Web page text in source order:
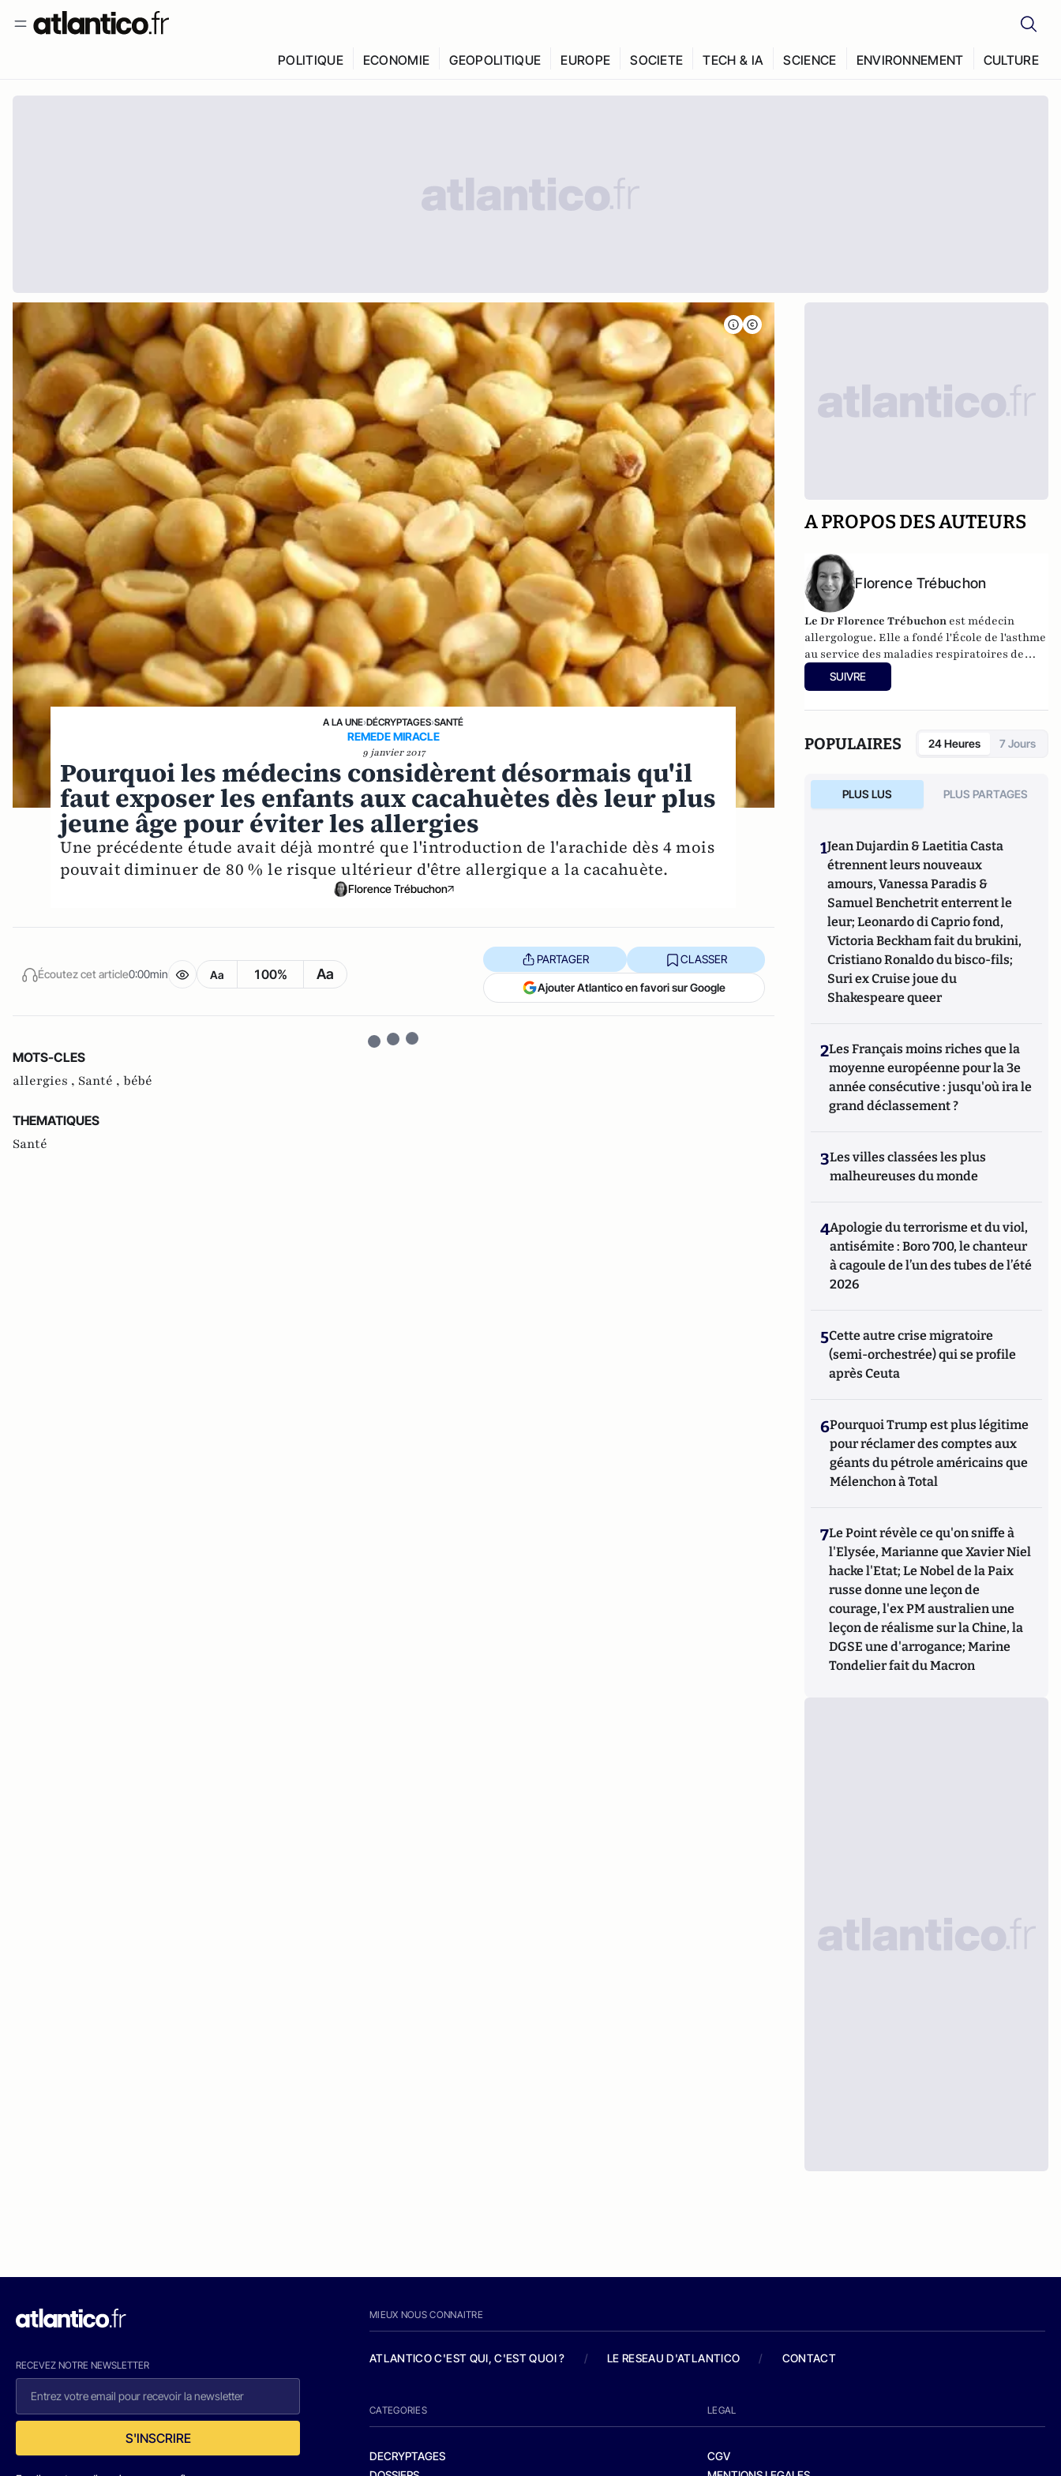
POLITIQUE ECONOMIE GEOPOLITIQUE EUROPE SOCIETE TECH & IA SCIENCE ENVIRONNEMENT CULTURE
A LA UNE›DÉCRYPTAGES›SANTÉ
REMEDE MIRACLE
9 janvier 2017
Pourquoi les médecins considèrent désormais qu'il
faut exposer les enfants aux cacahuètes dès leur plus
jeune âge pour éviter les allergies
Une précédente étude avait déjà montré que l'introduction de l'arachide dès 4 mois
pouvait diminuer de 80 % le risque ultérieur d'être allergique a la cacahuète.
Florence Trébuchon
Écoutez cet article0:00min Aa 100% Aa
PARTAGER CLASSER
Ajouter Atlantico en favori sur Google
MOTS-CLES
allergies , Santé , bébé
THEMATIQUES
Santé
A PROPOS DES AUTEURS
Florence Trébuchon
Le Dr Florence Trébuchon est médecin
allergologue. Elle a fondé l'École de l'asthme
au service des maladies respiratoires de
l'hôpital Arnaud-de-Villeneuve, à
Montpellier. Elle est l'auteur de
SUIVRE
POPULAIRES 24 Heures 7 Jours
PLUS LUS PLUS PARTAGES
1Jean Dujardin & Laetitia Casta
étrennent leurs nouveaux
amours, Vanessa Paradis &
Samuel Benchetrit enterrent le
leur; Leonardo di Caprio fond,
Victoria Beckham fait du brukini,
Cristiano Ronaldo du bisco-fils;
Suri ex Cruise joue du
Shakespeare queer
2Les Français moins riches que la
moyenne européenne pour la 3e
année consécutive : jusqu'où ira le
grand déclassement ?
3Les villes classées les plus
malheureuses du monde
4Apologie du terrorisme et du viol,
antisémite : Boro 700, le chanteur
à cagoule de l’un des tubes de l’été
2026
5Cette autre crise migratoire
(semi-orchestrée) qui se profile
après Ceuta
6Pourquoi Trump est plus légitime
pour réclamer des comptes aux
géants du pétrole américains que
Mélenchon à Total
7Le Point révèle ce qu'on sniffe à
l'Elysée, Marianne que Xavier Niel
hacke l'Etat; Le Nobel de la Paix
russe donne une leçon de
courage, l'ex PM australien une
leçon de réalisme sur la Chine, la
DGSE une d'arrogance; Marine
Tondelier fait du Macron
RECEVEZ NOTRE NEWSLETTER
S'INSCRIRE
MIEUX NOUS CONNAITRE
ATLANTICO C'EST QUI, C'EST QUOI ? / LE RESEAU D'ATLANTICO / CONTACT
CATEGORIES
DECRYPTAGES
LEGAL
CGV